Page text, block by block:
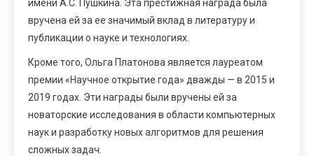
имени А.С. Пушкина. Эта престижная награда была
вручена ей за ее значимый вклад в литературу и
публикации о науке и технологиях.
Кроме того, Ольга Платонова является лауреатом
премии «Научное открытие года» дважды — в 2015 и
2019 годах. Эти награды были вручены ей за
новаторские исследования в области компьютерных
наук и разработку новых алгоритмов для решения
сложных задач.